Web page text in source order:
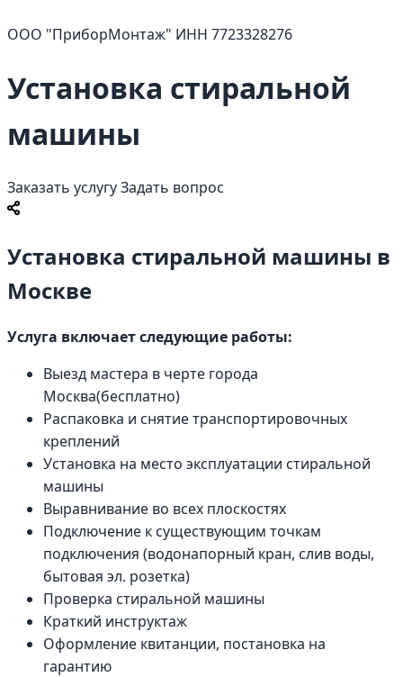
ООО "ПриборМонтаж" ИНН 7723328276
Установка стиральной
машины
Заказать услугуЗадать вопрос
Установка стиральной машины в
Москве
Услуга включает следующие работы:
Выезд мастера в черте города
Москва(бесплатно)
Распаковка и снятие транспортировочных
креплений
Установка на место эксплуатации стиральной
машины
Выравнивание во всех плоскостях
Подключение к существующим точкам
подключения (водонапорный кран, слив воды,
бытовая эл. розетка)
Проверка стиральной машины
Краткий инструктаж
Оформление квитанции, постановка на
гарантию